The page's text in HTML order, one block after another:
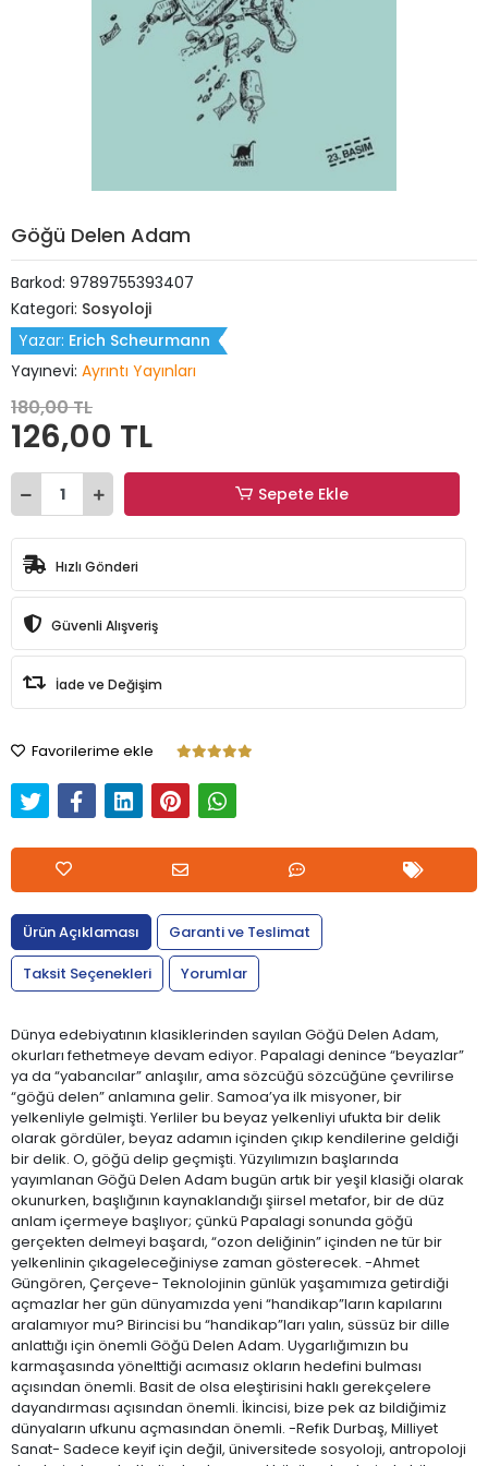
Göğü Delen Adam
Barkod: 9789755393407
Kategori: Sosyoloji
Yazar: Erich Scheurmann
Yayınevi: Ayrıntı Yayınları
180,00 TL
126,00 TL
Sepete Ekle
Hızlı Gönderi
Güvenli Alışveriş
İade ve Değişim
Favorilerime ekle
Ürün Açıklaması
Garanti ve Teslimat
Taksit Seçenekleri
Yorumlar
Dünya edebiyatının klasiklerinden sayılan Göğü Delen Adam,
okurları fethetmeye devam ediyor. Papalagi denince “beyazlar”
ya da “yabancılar” anlaşılır, ama sözcüğü sözcüğüne çevrilirse
“göğü delen” anlamına gelir. Samoa’ya ilk misyoner, bir
yelkenliyle gelmişti. Yerliler bu beyaz yelkenliyi ufukta bir delik
olarak gördüler, beyaz adamın içinden çıkıp kendilerine geldiği
bir delik. O, göğü delip geçmişti. Yüzyılımızın başlarında
yayımlanan Göğü Delen Adam bugün artık bir yeşil klasiği olarak
okunurken, başlığının kaynaklandığı şiirsel metafor, bir de düz
anlam içermeye başlıyor; çünkü Papalagi sonunda göğü
gerçekten delmeyi başardı, “ozon deliğinin” içinden ne tür bir
yelkenlinin çıkageleceğiniyse zaman gösterecek. -Ahmet
Güngören, Çerçeve- Teknolojinin günlük yaşamımıza getirdiği
açmazlar her gün dünyamızda yeni “handikap”ların kapılarını
aralamıyor mu? Birincisi bu “handikap”ları yalın, süssüz bir dille
anlattığı için önemli Göğü Delen Adam. Uygarlığımızın bu
karmaşasında yönelttiği acımasız okların hedefini bulması
açısından önemli. Basit de olsa eleştirisini haklı gerekçelere
dayandırması açısından önemli. İkincisi, bize pek az bildiğimiz
dünyaların ufkunu açmasından önemli. -Refik Durbaş, Milliyet
Sanat- Sadece keyif için değil, üniversitede sosyoloji, antropoloji